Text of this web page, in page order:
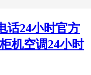
话24小时官方
机空调24小时